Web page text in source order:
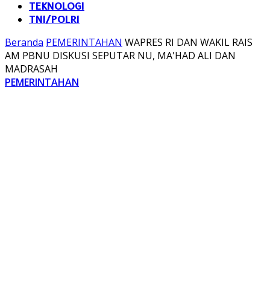
TEKNOLOGI
TNI/POLRI
Beranda PEMERINTAHAN WAPRES RI DAN WAKIL RAIS
AM PBNU DISKUSI SEPUTAR NU, MA'HAD ALI DAN
MADRASAH
PEMERINTAHAN